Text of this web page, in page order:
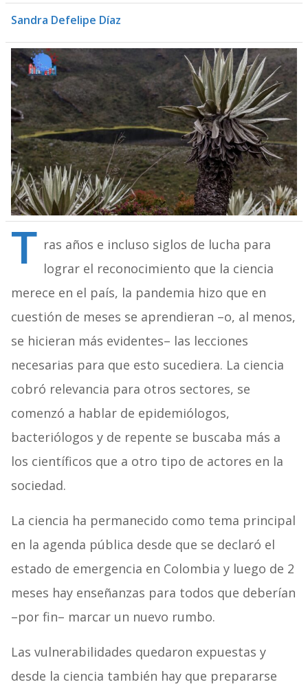
Sandra Defelipe Díaz
T ras años e incluso siglos de lucha para
lograr el reconocimiento que la ciencia
merece en el país, la pandemia hizo que en
cuestión de meses se aprendieran –o, al menos,
se hicieran más evidentes– las lecciones
necesarias para que esto sucediera. La ciencia
cobró relevancia para otros sectores, se
comenzó a hablar de epidemiólogos,
bacteriólogos y de repente se buscaba más a
los científicos que a otro tipo de actores en la
sociedad.
La ciencia ha permanecido como tema principal
en la agenda pública desde que se declaró el
estado de emergencia en Colombia y luego de 2
meses hay enseñanzas para todos que deberían
–por fin– marcar un nuevo rumbo.
Las vulnerabilidades quedaron expuestas y
desde la ciencia también hay que prepararse